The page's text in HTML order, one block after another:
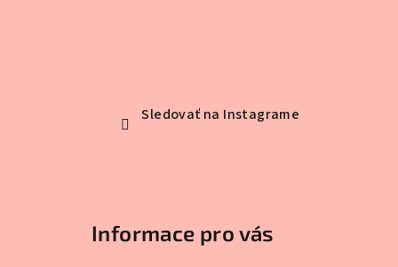
Sledovať na Instagrame
Informace pro vás